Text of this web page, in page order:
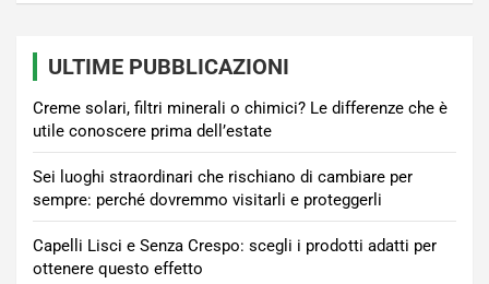
ULTIME PUBBLICAZIONI
Creme solari, filtri minerali o chimici? Le differenze che è
utile conoscere prima dell’estate
Sei luoghi straordinari che rischiano di cambiare per
sempre: perché dovremmo visitarli e proteggerli
Capelli Lisci e Senza Crespo: scegli i prodotti adatti per
ottenere questo effetto